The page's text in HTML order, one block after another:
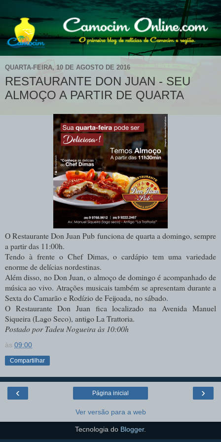
QUARTA-FEIRA, 10 DE AGOSTO DE 2016
RESTAURANTE DON JUAN - SEU
ALMOÇO A PARTIR DE QUARTA
O Restaurante Don Juan Pub funciona de quarta a domingo, sempre
a partir das 11:00h.
Tendo à frente o Chef Dimas, o cardápio tem uma variedade
enorme de delícias nordestinas.
Além disso, no Don Juan, o almoço de domingo é acompanhado de
música ao vivo. Atrações musicais também se apresentam durante a
Sexta do Camarão e Rodízio de Feijoada, no sábado.
O Restaurante Don Juan fica localizado na Avenida Manuel
Siqueira (Lago Seco), antigo La Trattoria.
Postado por Tadeu Nogueira às 10:00h
às 09:00
Compartilhar
‹ ›
Página inicial
Ver versão para a web
Tecnologia do Blogger.